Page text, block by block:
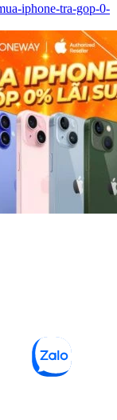
iphone-tra-gop-0-